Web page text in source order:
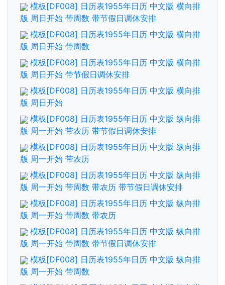
模板[DF008] 日历表1955年日历 中文版 横向排
版 周日开始 带周数 带节假日调休安排
模板[DF008] 日历表1955年日历 中文版 横向排
版 周日开始 带周数
模板[DF008] 日历表1955年日历 中文版 横向排
版 周日开始 带节假日调休安排
模板[DF008] 日历表1955年日历 中文版 横向排
版 周日开始
模板[DF008] 日历表1955年日历 中文版 纵向排
版 周一开始 带农历 带节假日调休安排
模板[DF008] 日历表1955年日历 中文版 纵向排
版 周一开始 带农历
模板[DF008] 日历表1955年日历 中文版 纵向排
版 周一开始 带周数 带农历 带节假日调休安排
模板[DF008] 日历表1955年日历 中文版 纵向排
版 周一开始 带周数 带农历
模板[DF008] 日历表1955年日历 中文版 纵向排
版 周一开始 带周数 带节假日调休安排
模板[DF008] 日历表1955年日历 中文版 纵向排
版 周一开始 带周数